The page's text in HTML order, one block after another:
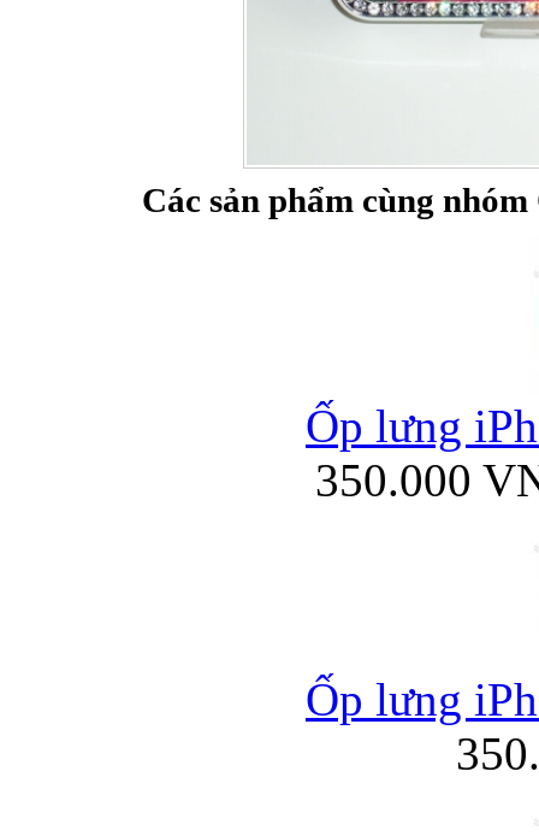
Bao da iPhone 5
Các sản phẩm cùng
Ốp lưng
350.000
Ốp lưng